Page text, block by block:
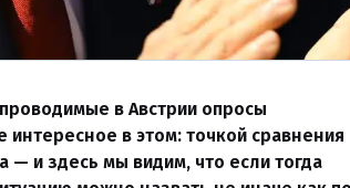
в Австрии опросы
в этом: точкой сравнения
— и здесь мы видим, что если тогда